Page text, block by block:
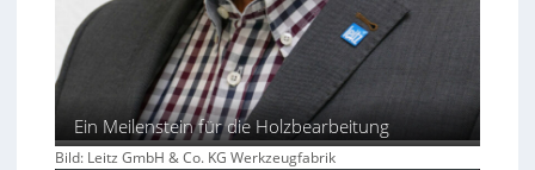
Ein Meilenstein für die Holzbearbeitung
Bild: Leitz GmbH & Co. KG Werkzeugfabrik